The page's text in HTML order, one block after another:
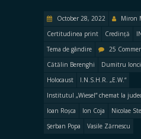
October 28, 2022 Miron
Certitudinea print
Credință
Tema de gândire
25
Cătălin Berenghi
Dumitru
Holocaust
I.N.S.H.R. „E.W.“
Institutul „Wiesel” chemat la
Ioan Roșca
Ion Coja Nicolae
Șerban Popa
Vasile Zărnescu